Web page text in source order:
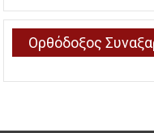
Ορθόδοξος